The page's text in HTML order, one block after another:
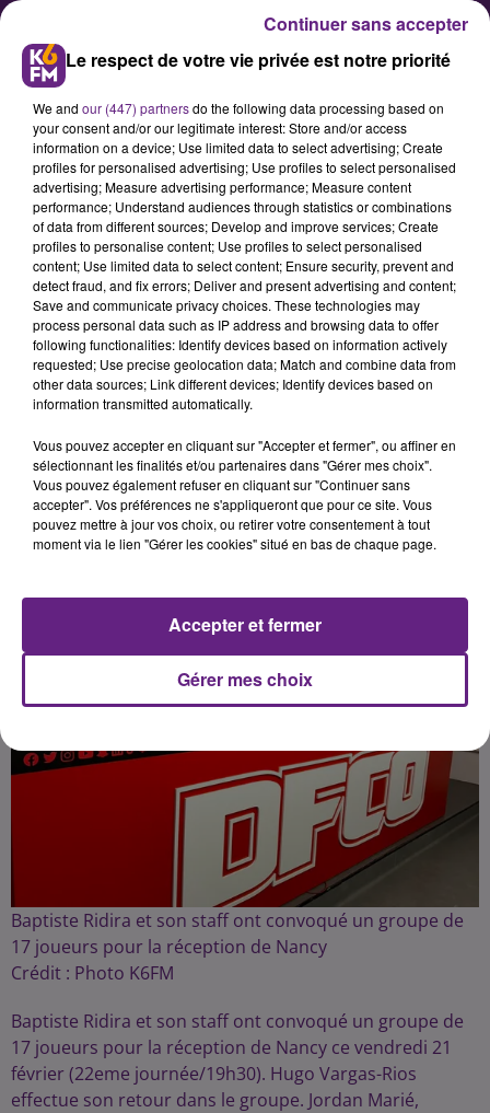
Le DFCO reçoit le leader
C’est un match difficile qui attend
ce vendredi soir les joueurs du
DFCO avec la réception de l’équipe
de Nancy, leader du championnat
de National, au stade Gaston
Publié : 21 février 2025 à 12h10 par Fabrice Aubry
Baptiste Ridira et son staff ont convoqué un groupe de
17 joueurs pour la réception de Nancy
Crédit : Photo K6FM
Baptiste Ridira et son staff ont convoqué un groupe de
17 joueurs pour la réception de Nancy ce vendredi 21
février (22eme journée/19h30). Hugo Vargas-Rios
effectue son retour dans le groupe. Jordan Marié,
Le respect de votre vie privée est notre priorité
We and our (447) partnersdo the following data processing based on
your consent and/or our legitimate interest: Store and/or access
information on a device; Use limited data to select advertising; Create
profiles for personalised advertising; Use profiles to select personalised
advertising; Measure advertising performance; Measure content
performance; Understand audiences through statistics or combinations
of data from different sources; Develop and improve services; Create
profiles to personalise content; Use profiles to select personalised
content; Use limited data to select content; Ensure security, prevent and
detect fraud, and fix errors; Deliver and present advertising and content;
Save and communicate privacy choices. These technologies may
process personal data such as IP address and browsing data to offer
following functionalities: Identify devices based on information actively
requested; Use precise geolocation data; Match and combine data from
other data sources; Link different devices; Identify devices based on
information transmitted automatically.
Vous pouvez accepter en cliquant sur "Accepter et fermer", ou affiner en
sélectionnant les finalités et/ou partenaires dans "Gérer mes choix".
Vous pouvez également refuser en cliquant sur "Continuer sans
accepter". Vos préférences ne s'appliqueront que pour ce site. Vous
pouvez mettre à jour vos choix, ou retirer votre consentement à tout
moment via le lien "Gérer les cookies" situé en bas de chaque page.
Gérer mes choix
Accepter et fermer
Continuer sans accepter